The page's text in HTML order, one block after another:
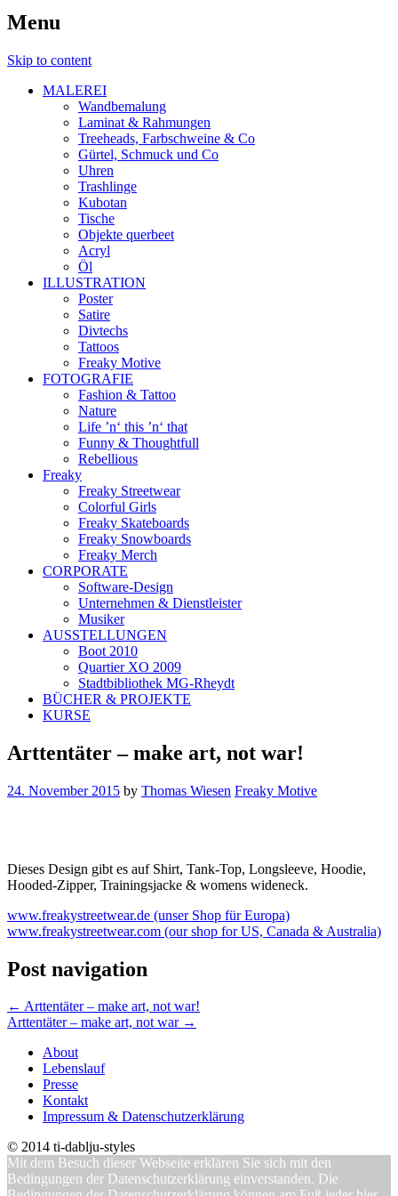
Menu
Skip to content
MALEREI
Wandbemalung
Laminat & Rahmungen
Treeheads, Farbschweine & Co
Gürtel, Schmuck und Co
Uhren
Trashlinge
Kubotan
Tische
Objekte querbeet
Acryl
Öl
ILLUSTRATION
Poster
Satire
Divtechs
Tattoos
Freaky Motive
FOTOGRAFIE
Fashion & Tattoo
Nature
Life ’n‘ this ’n‘ that
Funny & Thoughtfull
Rebellious
Freaky
Freaky Streetwear
Colorful Girls
Freaky Skateboards
Freaky Snowboards
Freaky Merch
CORPORATE
Software-Design
Unternehmen & Dienstleister
Musiker
AUSSTELLUNGEN
Boot 2010
Quartier XO 2009
Stadtbibliothek MG-Rheydt
BÜCHER & PROJEKTE
KURSE
Arttentäter – make art, not war!
24. November 2015 by Thomas Wiesen Freaky Motive
Dieses Design gibt es auf Shirt, Tank-Top, Longsleeve, Hoodie,
Hooded-Zipper, Trainingsjacke & womens wideneck.
www.freakystreetwear.de (unser Shop für Europa)
www.freakystreetwear.com (our shop for US, Canada & Australia)
Post navigation
← Arttentäter – make art, not war!
Arttentäter – make art, not war →
About
Lebenslauf
Presse
Kontakt
Impressum & Datenschutzerklärung
© 2014 ti-dablju-styles
Mit dem Besuch dieser Webseite erklären Sie sich mit den
Bedingungen der Datenschutzerklärung einverstanden. Die